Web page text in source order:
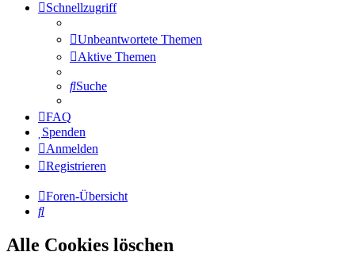
Schnellzugriff
Unbeantwortete Themen
Aktive Themen
Suche
FAQ
Spenden
Anmelden
Registrieren
Foren-Übersicht
Suche
Alle Cookies löschen